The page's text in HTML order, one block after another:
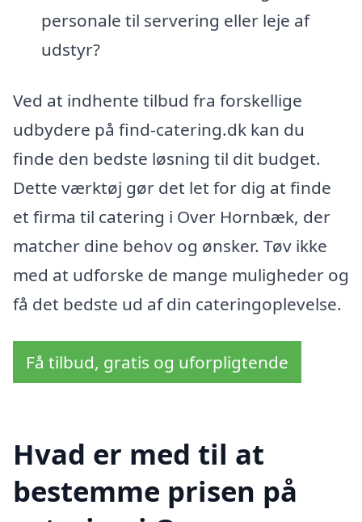
personale til servering eller leje af
udstyr?
Ved at indhente tilbud fra forskellige
udbydere på find-catering.dk kan du
finde den bedste løsning til dit budget.
Dette værktøj gør det let for dig at finde
et firma til catering i Over Hornbæk, der
matcher dine behov og ønsker. Tøv ikke
med at udforske de mange muligheder og
få det bedste ud af din cateringoplevelse.
Få tilbud, gratis og uforpligtende
Hvad er med til at
bestemme prisen på